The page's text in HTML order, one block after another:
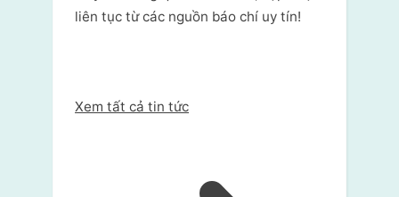
liên tục từ các nguồn báo chí uy tín!
Xem tất cả tin tức